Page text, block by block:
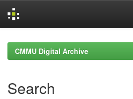
navigationCMMU Digital Archive
Search